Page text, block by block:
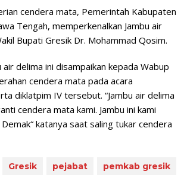
cendera mata, Pemerintah Kabupaten
Tengah, memperkenalkan Jambu air
Bupati Gresik Dr. Mohammad Qosim.
delima ini disampaikan kepada Wabup
cendera mata pada acara
diklatpim IV tersebut. “Jambu air delima
cendera mata kami. Jambu ini kami
katanya saat saling tukar cendera
Gresik pejabat
pemkab gresik